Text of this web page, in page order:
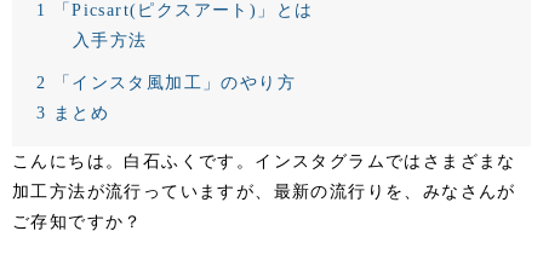
1
「Picsart(ピクスアート)」とは
入手方法
2 「インスタ風加工」のやり方
3 まとめ
こんにちは。白石ふくです。インスタグラムではさまざまな
加工方法が流行っていますが、最新の流行りを、みなさんが
ご存知ですか？